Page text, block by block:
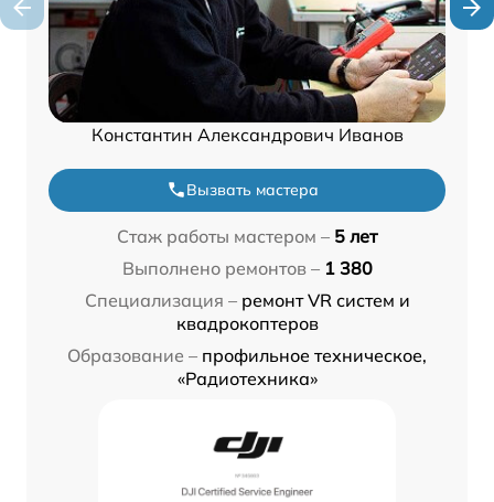
Константин Александрович Иванов
Вызвать мастера
Стаж работы мастером – 5 лет
Выполнено ремонтов – 1 380
Специализация – ремонт VR систем и
квадрокоптеров
Образование – профильное техническое,
«Радиотехника»